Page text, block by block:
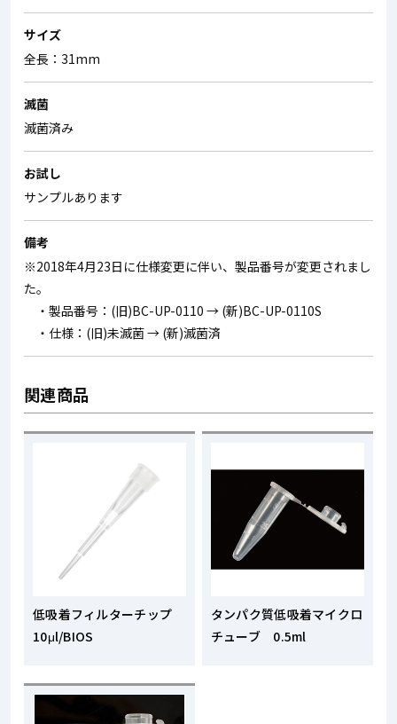
サイズ
全長：31mm
滅菌
滅菌済み
お試し
サンプルあります
備考
※2018年4月23日に仕様変更に伴い、製品番号が変更されまし
た。
・製品番号：(旧)BC-UP-0110 → (新)BC-UP-0110S
・仕様：(旧)未滅菌 → (新)滅菌済
関連商品
低吸着フィルターチップ
10μl/BIOS
タンパク質低吸着マイクロ
チューブ 0.5ml